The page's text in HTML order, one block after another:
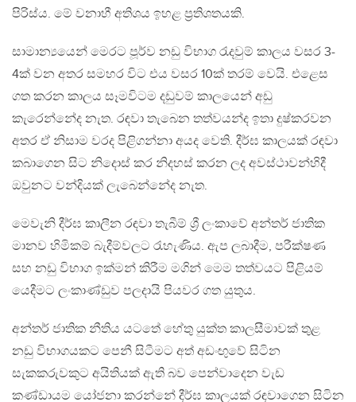
පිරිස්ය. මේ වනාහී අතිශය ඉහළ ප්‍රතිශතයකි.
සාමාන්‍යයෙන් මෙරට පූර්ව නඩු විභාග රැදවුම් කාලය වසර 3-
4ක් වන අතර සමහර විට එය වසර 10ක් තරම් වෙයි. එළෙස
ගත කරන කාලය සෑමවිටම දඩුවම් කාලයෙන් අඩු
කැරෙන්නේද නැත. රඳවා තැබෙන තත්වයන්ද ඉතා දුෂ්කරවන
අතර ඒ නිසාම වරද පිළිගන්නා අයද වෙති. දීර්ඝ කාලයක් රඳවා
කබාගෙන සිට නිදොස් කර නිදහස් කරන ලද අවස්ථාවන්හිදී
ඔවුනට වන්දියක් ලැබෙන්නේද නැත.
මෙවැනි දීර්ඝ කාලීන රඳවා තැබීම් ශ්‍රී ලංකාවේ අන්තර් ජාතික
මානව හිමිකම් බැදීම්වලට රැහැණිය. ඇප ලබාදීම, පරීක්ෂණ
සහ නඩු විභාග ඉක්මන් කිරීම මගින් මෙම තත්වයට පිළියම්
යෙදීමට ලංකාණ්ඩුව පලදායි පියවර ගත යුතුය.
අන්තර් ජාතික නීතිය යටතේ හේතු යුක්ත කාලසීමාවක් තුළ
නඩු විභාගයකට පෙනී සිටීමට අත් අඩංඟුවේ සිටින
සැකකරුවකුට අයිතියක් ඇති බව පෙන්වාදෙන වැඩ
කණ්ඩායම යෝජනා කරන්නේ දීර්ඝ කාලයක් රඳවාගෙන සිටින